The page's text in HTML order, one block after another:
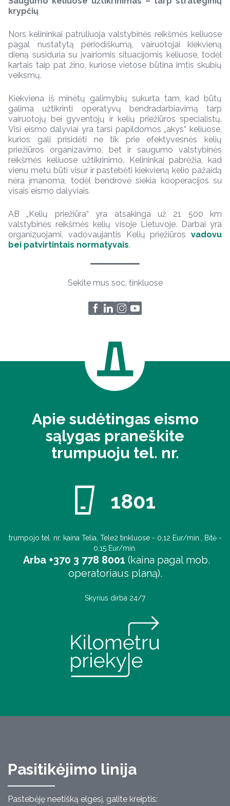
krypčių
Nors kelininkai patruliuoja valstybinės reikšmės keliuose
pagal nustatytą periodiškumą, vairuotojai kiekvieną
dieną susiduria su įvairiomis situacijomis keliuose, todėl
kartais taip pat žino, kuriose vietose būtina imtis skubių
veiksmų.
Kiekviena iš minėtų galimybių sukurta tam, kad būtų
galima užtikrinti operatyvų bendradarbiavimą tarp
vairuotojų bei gyventojų ir kelių priežiūros specialistų.
Visi eismo dalyviai yra tarsi papildomos „akys“ keliuose,
kurios gali prisidėti ne tik prie efektyvesnės kelių
priežiūros organizavimo, bet ir saugumo valstybinės
reikšmės keliuose užtikrinimo. Kelininkai pabrėžia, kad
vienu metu būti visur ir pastebėti kiekvieną kelio pažaidą
nėra įmanoma, todėl bendrovė siekia kooperacijos su
visais eismo dalyviais.
AB „Kelių priežiūra“ yra atsakinga už 21 500 km
valstybinės reikšmės kelių visoje Lietuvoje. Darbai yra
organizuojami, vadovaujantis Kelių priežiūros vadovu
bei patvirtintais normatyvais.
Sekite mus soc. tinkluose
Apie sudėtingas eismo
sąlygas praneškite
trumpuoju tel. nr.
1801
trumpojo tel. nr. kaina Telia, Tele2 tinkluose - 0,12 Eur/min., Bitė -
0,15 Eur/min.
Arba +370 3 778 8001 (kaina pagal mob.
operatoriaus planą).
Skyrius dirba 24/7
Pasitikėjimo linija
Pastebėję neetišką elgesį, galite kreiptis: